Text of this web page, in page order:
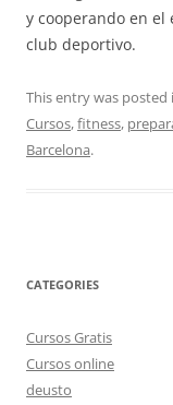
y cooperando en
club deportivo.
This entry was posted
Cursos,fitness,
Barcelona.
CATEGORIES
Cursos Gratis
Cursos online
deusto